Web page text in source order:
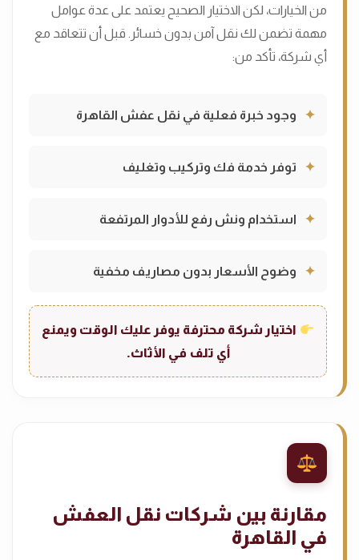
من الخيارات، لكن الاختيار الصحيح يعتمد على عدة عوامل
مهمة تضمن لك نقل آمن بدون خسائر. قبل أن تتعاقد مع
أي شركة، تأكد من:
وجود خبرة فعلية في نقل عفش القاهرة
توفر خدمة فك وتركيب وتغليف
استخدام ونش رفع للأدوار المرتفعة
وضوح الأسعار بدون مصاريف مخفية
اختيار شركة محترفة يوفر عليك الوقت ويمنع
أي تلف في الأثاث.
مقارنة بين شركات نقل العفش
في القاهرة